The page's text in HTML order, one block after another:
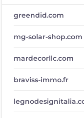
greendid.com
mg-solar-shop.com
mardecorllc.com
braviss-immo.fr